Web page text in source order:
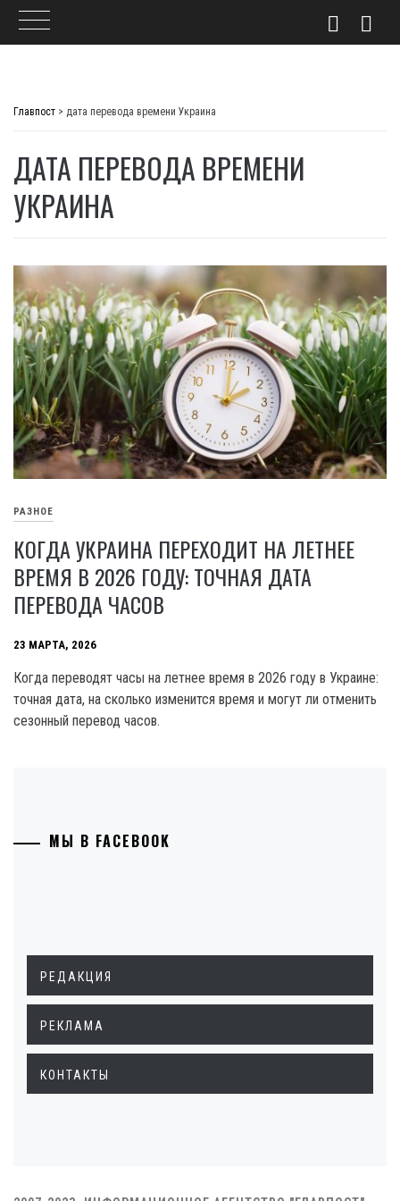
Главпост > дата перевода времени Украина
ДАТА ПЕРЕВОДА ВРЕМЕНИ
УКРАИНА
РАЗНОЕ
КОГДА УКРАИНА ПЕРЕХОДИТ НА ЛЕТНЕЕ
ВРЕМЯ В 2026 ГОДУ: ТОЧНАЯ ДАТА
ПЕРЕВОДА ЧАСОВ
23 МАРТА, 2026
Когда переводят часы на летнее время в 2026 году в Украине:
точная дата, на сколько изменится время и могут ли отменить
сезонный перевод часов.
МЫ В FACEBOOK
РЕДАКЦИЯ
РЕКЛАМА
КОНТАКТЫ